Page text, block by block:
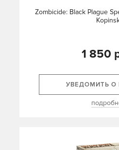
Zombicide: Black Plague
1 850
УВЕДОМИТЬ О